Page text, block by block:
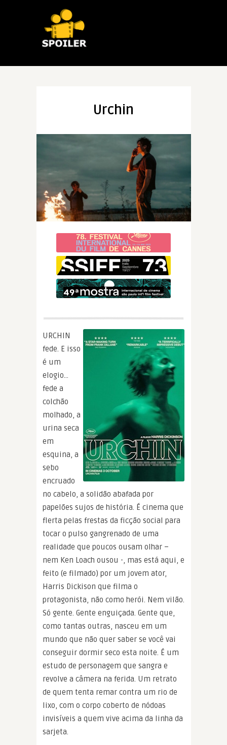
Urchin
URCHIN
fede. E isso
é um
elogio…
fede a
colchão
molhado, a
urina seca
em
esquina, a
sebo
encruado
no cabelo, a solidão abafada por
papelões sujos de história. É cinema que
flerta pelas frestas da ficção social para
tocar o pulso gangrenado de uma
realidade que poucos ousam olhar –
nem Ken Loach ousou -, mas está aqui, e
feito (e filmado) por um jovem ator,
Harris Dickison que filma o
protagonista, não como herói. Nem vilão.
Só gente. Gente enguiçada. Gente que,
como tantas outras, nasceu em um
mundo que não quer saber se você vai
conseguir dormir seco esta noite. É um
estudo de personagem que sangra e
revolve a câmera na ferida. Um retrato
de quem tenta remar contra um rio de
lixo, com o corpo coberto de nódoas
invisíveis a quem vive acima da linha da
sarjeta.